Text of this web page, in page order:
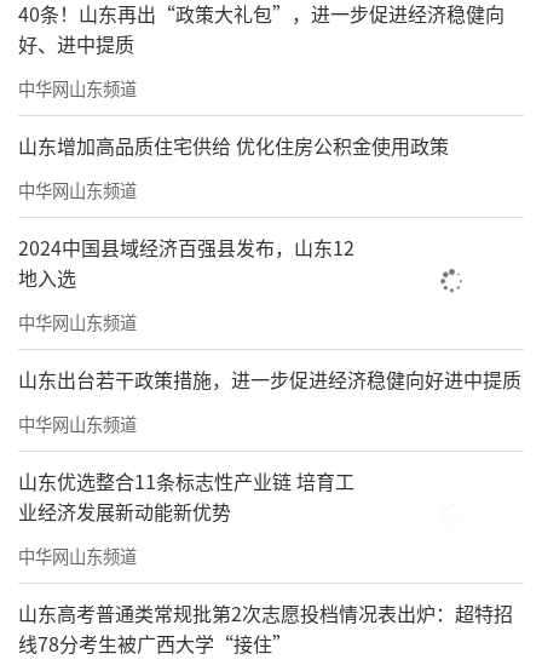
40条！山东再出“政策大礼包”，进一步促进经济稳健向
好、进中提质
中华网山东频道
山东增加高品质住宅供给 优化住房公积金使用政策
中华网山东频道
2024中国县域经济百强县发布，山东12
地入选
中华网山东频道
山东出台若干政策措施，进一步促进经济稳健向好进中提质
中华网山东频道
山东优选整合11条标志性产业链 培育工
业经济发展新动能新优势
中华网山东频道
山东高考普通类常规批第2次志愿投档情况表出炉：超特招
线78分考生被广西大学“接住”